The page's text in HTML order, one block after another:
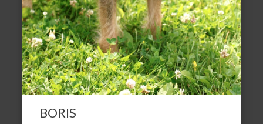
BORIS